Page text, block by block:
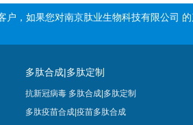
户，如果您对南京肽业生物科技有限公司
多肽合成|多肽定制
抗新冠病毒 多肽合成|多肽定制
多肽疫苗合成|疫苗多肽​合成